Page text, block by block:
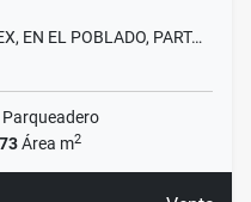
EN EL POBLADO, PART…
Parqueadero
Área m2